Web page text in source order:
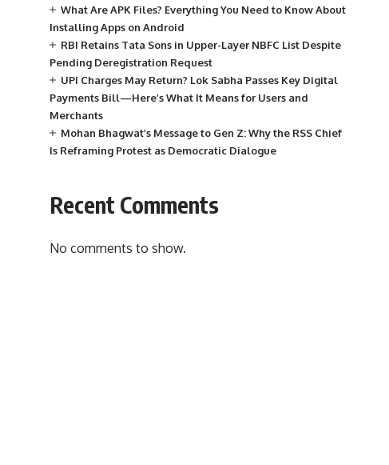
What Are APK Files? Everything You Need to Know About
Installing Apps on Android
RBI Retains Tata Sons in Upper-Layer NBFC List Despite
Pending Deregistration Request
UPI Charges May Return? Lok Sabha Passes Key Digital
Payments Bill—Here’s What It Means for Users and
Merchants
Mohan Bhagwat’s Message to Gen Z: Why the RSS Chief
Is Reframing Protest as Democratic Dialogue
Recent Comments
No comments to show.